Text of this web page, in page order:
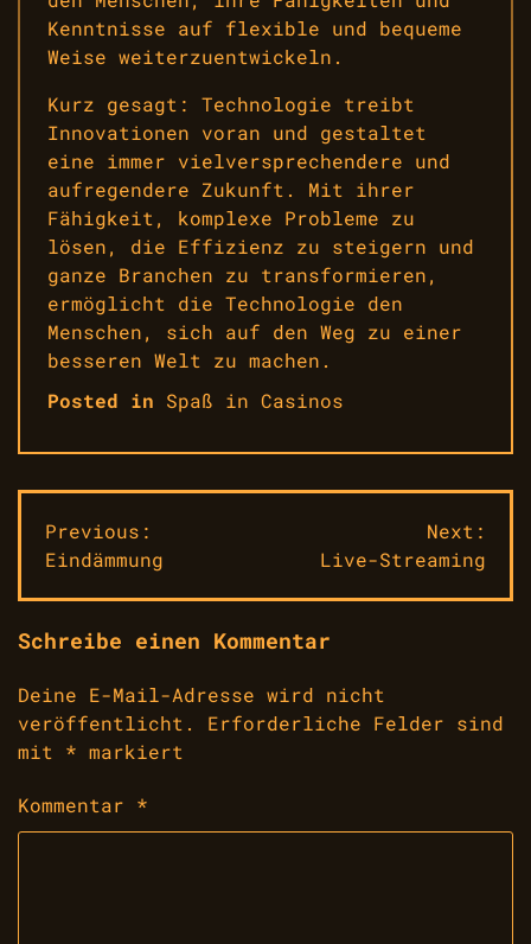
Kenntnisse auf flexible und bequeme
Weise weiterzuentwickeln.
Kurz gesagt: Technologie treibt
Innovationen voran und gestaltet
eine immer vielversprechendere und
aufregendere Zukunft. Mit ihrer
Fähigkeit, komplexe Probleme zu
lösen, die Effizienz zu steigern und
ganze Branchen zu transformieren,
ermöglicht die Technologie den
Menschen, sich auf den Weg zu einer
besseren Welt zu machen.
Posted in Spaß in Casinos
Beitragsnavigation
Previous:
Eindämmung
Next:
Live-Streaming
Schreibe einen Kommentar
Deine E-Mail-Adresse wird nicht
veröffentlicht.
Erforderliche Felder sind
mit * markiert
Kommentar *